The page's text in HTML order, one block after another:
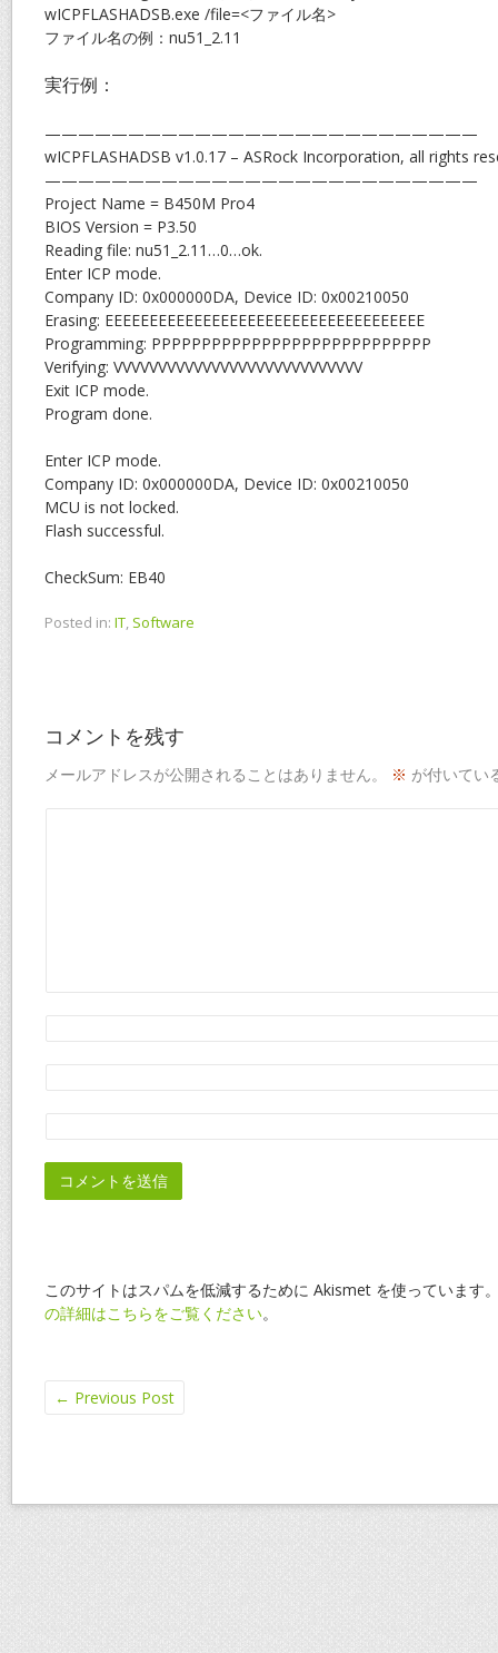
wICPFLASHADSB.exe /file=<ファイル名>
ファイル名の例：nu51_2.11
実行例：
——————————————————————————
wICPFLASHADSB v1.0.17 – ASRock Incorporation, all rights
——————————————————————————
Project Name = B450M Pro4
BIOS Version = P3.50
Reading file: nu51_2.11…0…ok.
Enter ICP mode.
Company ID: 0x000000DA, Device ID: 0x00210050
Erasing: EEEEEEEEEEEEEEEEEEEEEEEEEEEEEEEEEEEE
Programming: PPPPPPPPPPPPPPPPPPPPPPPPPPPP
Verifying: VVVVVVVVVVVVVVVVVVVVVVVVVVVV
Exit ICP mode.
Program done.
Enter ICP mode.
Company ID: 0x000000DA, Device ID: 0x00210050
MCU is not locked.
Flash successful.
CheckSum: EB40
Posted in: IT, Software
コメントを残す
メールアドレスが公開されることはありません。 ※ が付いてい
このサイトはスパムを低減するために Akismet を使っています
の詳細はこちらをご覧ください。
← Previous Post